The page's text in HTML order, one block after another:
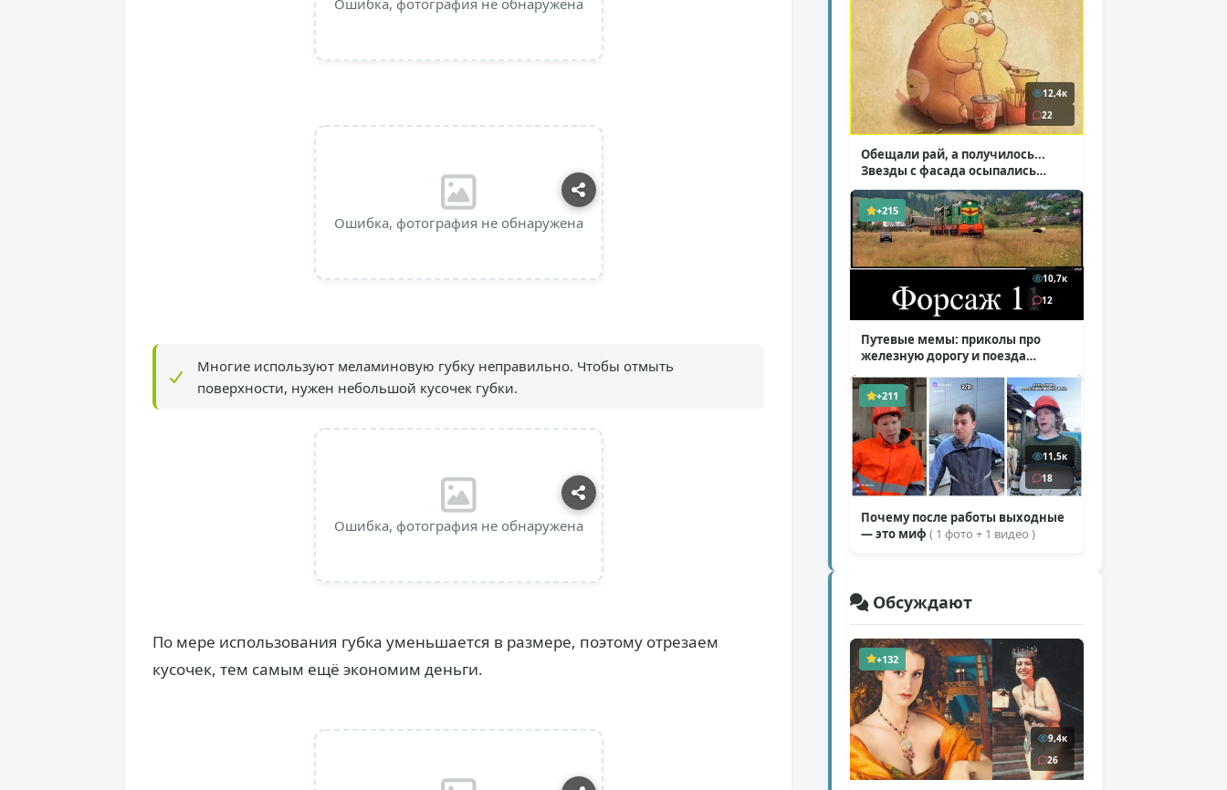
Ошибка, фотография не обнаружена
Ошибка, фотография не обнаружена
Многие используют меламиновую губку неправильно. Чтобы отмыть
поверхности, нужен небольшой кусочек губки.
Ошибка, фотография не обнаружена
По мере использования губка уменьшается в размере, поэтому отрезаем
кусочек, тем самым ещё экономим деньги.
12,4к
22
Обещали рай, а получилось...
Звезды с фасада осыпались
( 14 фото )
+215
10,7к
12
Путевые мемы: приколы про
железную дорогу и поезда
+211
11,5к
18
Почему после работы выходные
— это миф ( 1 фото + 1 видео )
Обсуждают
+132
9,4к
26